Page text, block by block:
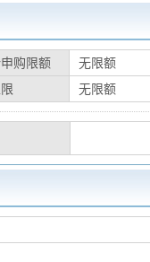
购限额
无限额
无限额